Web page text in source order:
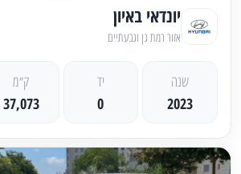
יונדאי באיון
אזור רמת גן וגבעתיים
שנה
2023
יד
0
ק״מ
37,073